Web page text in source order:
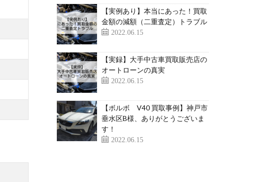
【実例あり】本当にあった！買取
金額の減額（二重査定）トラブル
2022.06.15
【実録】大手中古車買取販売店の
オートローンの真実
2022.06.15
【ボルボ V40 買取事例】神戸市
垂水区B様、ありがとうございま
す！
2022.06.15